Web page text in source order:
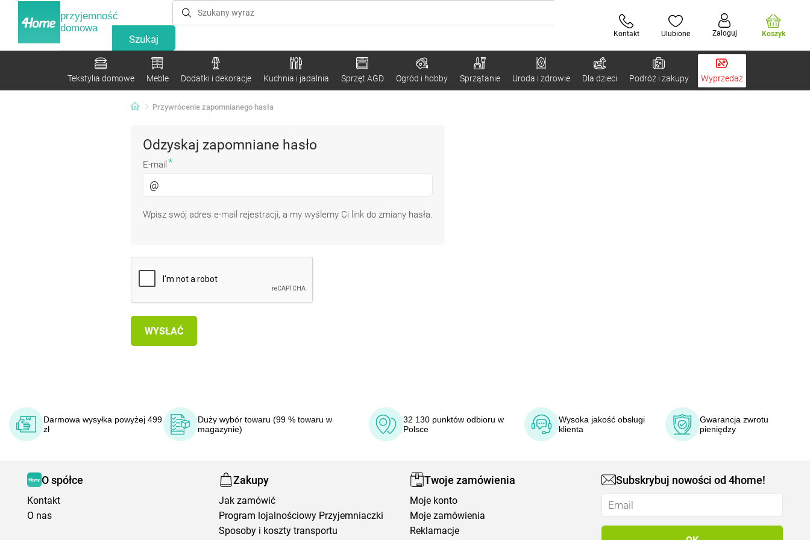
przyjemność
domowa
Kontakt Ulubione Zaloguj Koszyk
Tekstylia domowe Meble Dodatki i dekoracje Kuchnia i jadalnia Sprzęt AGD Ogród i hobby Sprzątanie Uroda i zdrowie Dla dzieci Podróż i zakupy Wyprzedaż
Przywrócenie zapomnianego hasła
Odzyskaj zapomniane hasło
E-mail*
Wpisz swój adres e-mail rejestracji, a my wyślemy Ci link do zmiany hasła.
Darmowa wysyłka powyżej 499
zł
Duży wybór towaru (99 % towaru w
magazynie)
32 130 punktów odbioru w
Polsce
Wysoka jakość obsługi
klienta
Gwarancja zwrotu
pieniędzy
O spółce
Kontakt
O nas
Zakupy
Jak zamówić
Program lojalnościowy Przyjemniaczki
Sposoby i koszty transportu
Twoje zamówienia
Moje konto
Moje zamówienia
Reklamacje
Subskrybuj nowości od 4home!